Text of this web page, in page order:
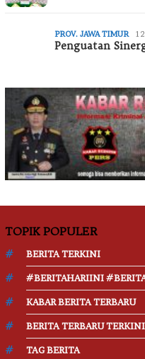
PROV. JAWA TIMUR
Penguatan
TOPIK POPULER
BERITA TERKINI
#BERITAHARIINI
KABAR BERITA TERBARU
BERITA TERBARU TERKINI
TAG BERITA